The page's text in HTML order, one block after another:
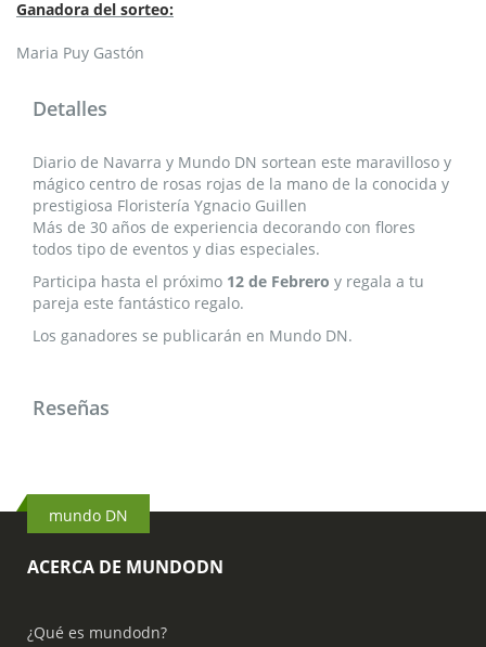
Ganadora del sorteo:
Maria Puy Gastón
Detalles
Diario de Navarra y Mundo DN sortean este maravilloso y
mágico centro de rosas rojas de la mano de la conocida y
prestigiosa Floristería Ygnacio Guillen
Más de 30 años de experiencia decorando con flores
todos tipo de eventos y dias especiales.
Participa hasta el próximo 12 de Febrero y regala a tu
pareja este fantástico regalo.
Los ganadores se publicarán en Mundo DN.
Reseñas
mundo DN
ACERCA DE MUNDODN
¿Qué es mundodn?